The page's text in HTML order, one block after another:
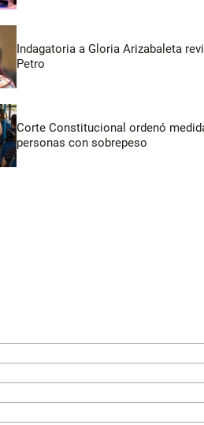
Indagatoria a Gloria Arizabaleta
Petro
Corte Constitucional ordenó
personas con sobrepeso